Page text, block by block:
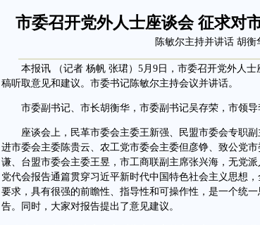
市委召开党外人士座谈会 征求对
陈敏尔主持并讲话 胡衡
本报讯 （记者 杨帆 张珺）5月9日，市委召开党外人士
稿听取意见和建议。市委书记陈敏尔主持会议并讲话。
市委副书记、市长胡衡华，市委副书记吴存荣，市领导
座谈会上，民革市委会主委王新强、民盟市委会专职副
进市委会主委陈贵云、农工党市委会主委但彦铮、致公党
谦、台盟市委会主委王昱，市工商联副主席张兴海，无党
党代会报告通篇贯穿习近平新时代中国特色社会主义思想
要求，具有很强的前瞻性、指导性和可操作性，是一个统
告。同时，大家对报告提出了意见建议。